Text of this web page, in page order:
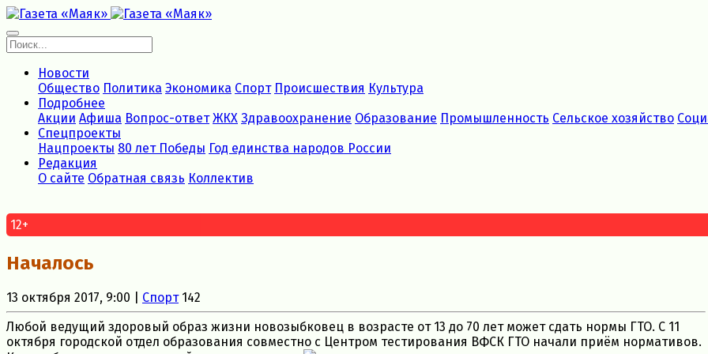
Новости
Общество Политика Экономика Спорт Происшествия Культура
Подробнее
Акции Афиша Вопрос-ответ ЖКХ Здравоохранение Образование Промышленность Сельское хозяйство
Спецпроекты
Нацпроекты 80 лет Победы Год единства народов России
Редакция
О сайте Обратная связь Коллектив
12+
Началось
13 октября 2017, 9:00 | Спорт 142
Любой ведущий здоровый образ жизни новозыбковец в возрасте от 13 до 70 лет может сдать нормы ГТО. С 11
октября городской отдел образования совместно с Центром тестирования ВФСК ГТО начали приём нормативов.